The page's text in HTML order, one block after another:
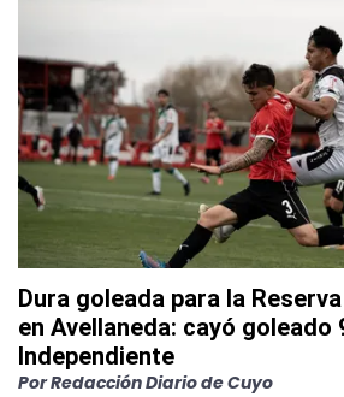
Dura goleada para la
en Avellaneda: cayó goleado
Independiente
PorRedacción Diario de Cuyo